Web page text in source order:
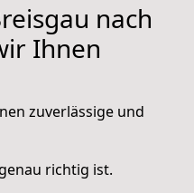
nach
Ihnen
zuverlässige und
richtig ist.